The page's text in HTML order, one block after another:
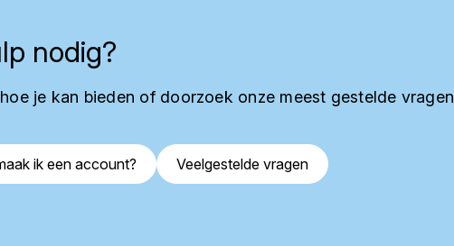
nodig?
je kan bieden of doorzoek onze meest gestelde vragen
ik een account? Veelgestelde vragen